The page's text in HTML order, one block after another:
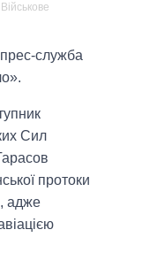
Військове
прес-служба
Сил
протоки
адже